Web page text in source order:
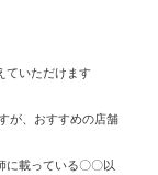
ていただけます
が、おすすめの店舗
に載っている〇〇以